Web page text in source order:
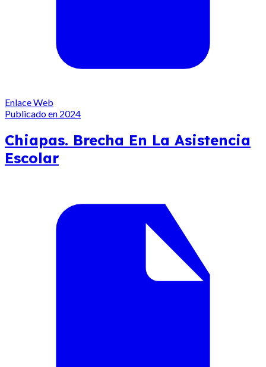
Enlace Web
Publicado en 2024
Chiapas. Brecha En La Asistencia
Escolar